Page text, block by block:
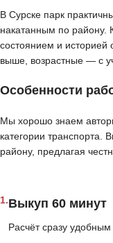
В Сурске парк
накатанным по району.
состоянием и
выше, возрастные — с
Особенности
Мы хорошо знаем
категории транспорта.
району, предлагая
1.Выкуп 60 минут
Расчёт сразу